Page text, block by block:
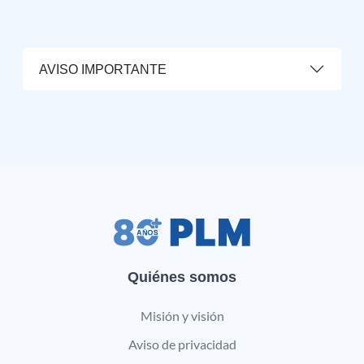
AVISO IMPORTANTE
Quiénes somos
Misión y visión
Aviso de privacidad